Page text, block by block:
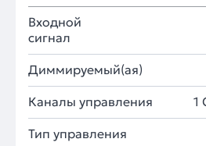
Входной
сигнал
Диммируемый(ая)
Каналы управления 1
Тип управления